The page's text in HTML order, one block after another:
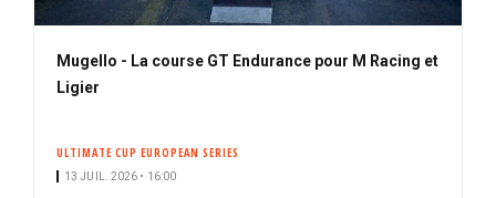
Mugello - La course GT Endurance pour M Racing et
Ligier
ULTIMATE CUP EUROPEAN SERIES
13 JUIL. 2026 • 16:00